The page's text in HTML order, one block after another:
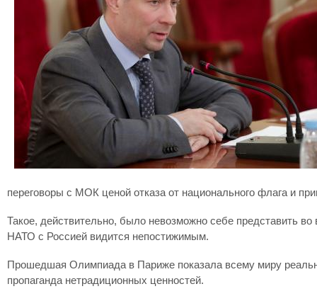
переговоры с МОК ценой отказа от национального флага и
Такое, действительно, было невозможно себе представить
НАТО с Россией видится непостижимым.
Прошедшая Олимпиада в Париже показала всему миру
пропаганда нетрадиционных ценностей.